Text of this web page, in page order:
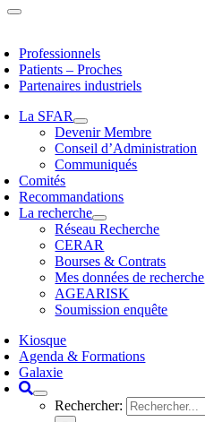
Professionnels
Patients – Proches
Partenaires industriels
La SFAR
Devenir Membre
Conseil d’Administration
Communiqués
Comités
Recommandations
La recherche
Réseau Recherche
CERAR
Bourses & Contrats
Mes données de recherche
AGEARISK
Soumission enquête
Kiosque
Agenda & Formations
Galaxie
Rechercher: